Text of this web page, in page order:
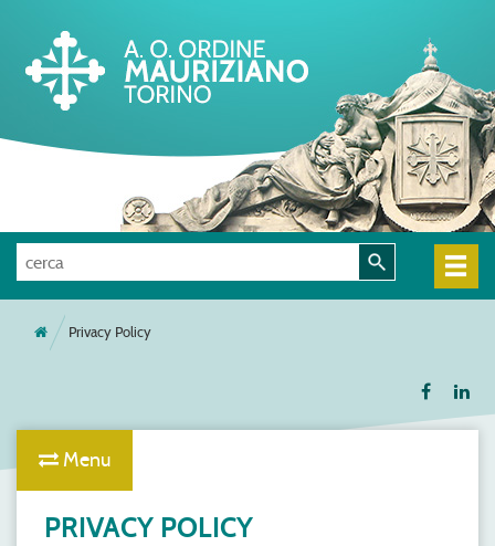
Privacy Policy
Menu
PRIVACY POLICY